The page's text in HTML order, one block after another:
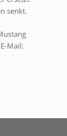
senkt.
Mail: